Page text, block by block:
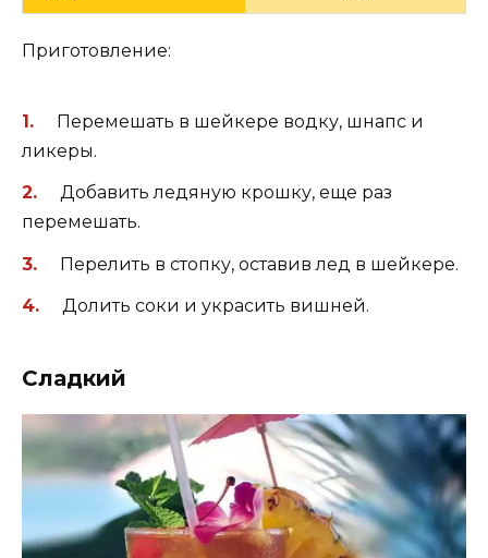
Приготовление:
Перемешать в шейкере водку, шнапс и
ликеры.
Добавить ледяную крошку, еще раз
перемешать.
Перелить в стопку, оставив лед в шейкере.
Долить соки и украсить вишней.
Сладкий